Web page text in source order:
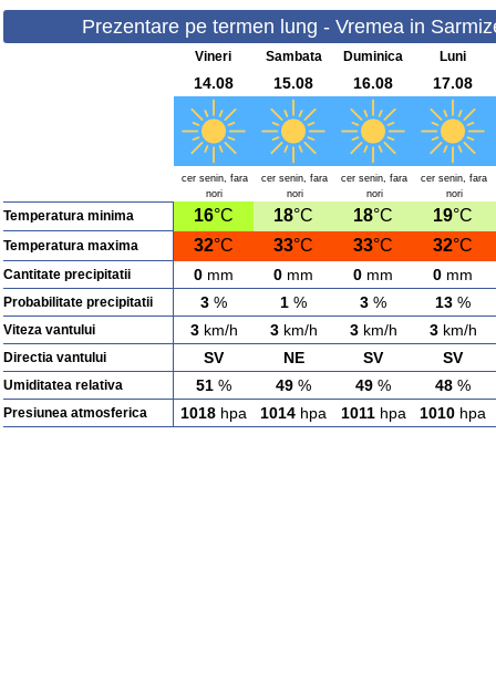
Prezentare pe termen lung - Vremea in
Vineri Sambata Duminica Luni
14.08 15.08 16.08 17.08
cer senin, fara
nori
cer senin, fara
nori
cer senin, fara
nori
cer senin, fara
nori
Temperatura minima 16°C 18°C 18°C 19°C
Temperatura maxima 32°C 33°C 33°C 32°C
Cantitate precipitatii 0 mm 0 mm 0 mm 0 mm
Probabilitate precipitatii 3 % 1 % 3 % 13 %
Viteza vantului 3km/h 3km/h 3km/h 3km/h
Directia vantului SV NE SV SV
Umiditatea relativa 51 % 49 % 49 % 48 %
Presiunea atmosferica 1018 hpa 1014 hpa 1011hpa 1010 hpa